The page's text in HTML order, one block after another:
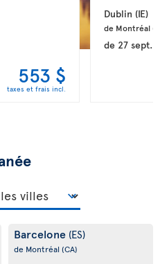
553 $
taxes et frais incl.
Dublin (IE)
de Montréal
de 27 sept.
Barcelone (ES)
de Montréal (CA)